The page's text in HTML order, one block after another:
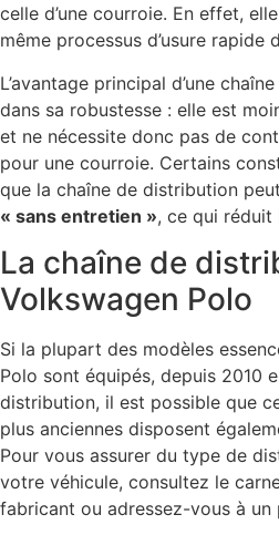
celle d’une courroie. En effet,
même processus d’usure rapide
L’avantage principal d’une
dans sa robustesse : elle est
et ne nécessite donc pas de
pour une courroie. Certains
que la chaîne de distribution
« sans entretien », ce qui réduit
La chaîne de
Volkswagen Polo
Si la plupart des modèles
Polo sont équipés, depuis 2010
distribution, il est possible que
plus anciennes disposent
Pour vous assurer du type de
votre véhicule, consultez le
fabricant ou adressez-vous à un